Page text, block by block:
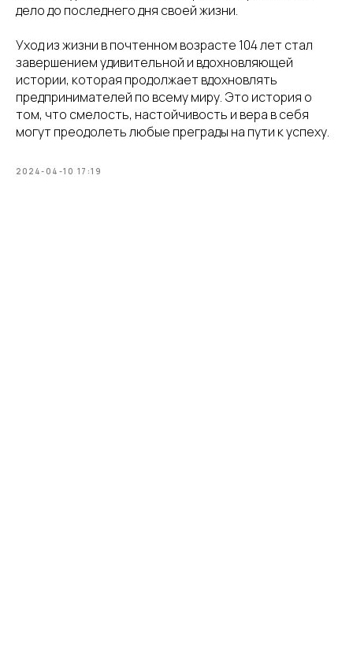
дело до последнего дня своей жизни.
Уход из жизни в почтенном возрасте 104 лет стал
завершением удивительной и вдохновляющей
истории, которая продолжает вдохновлять
предпринимателей по всему миру. Это история о
том, что смелость, настойчивость и вера в себя
могут преодолеть любые преграды на пути к успеху.
2024-04-10 17:19